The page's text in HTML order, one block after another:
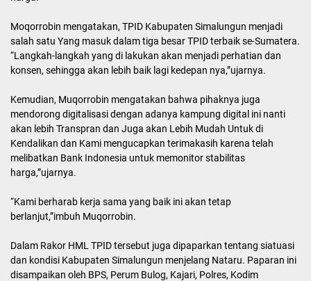
Moqorrobin mengatakan, TPID Kabupaten Simalungun menjadi
salah satu Yang masuk dalam tiga besar TPID terbaik se-Sumatera.
“Langkah-langkah yang di lakukan akan menjadi perhatian dan
konsen, sehingga akan lebih baik lagi kedepan nya,”ujarnya.
Kemudian, Muqorrobin mengatakan bahwa pihaknya juga
mendorong digitalisasi dengan adanya kampung digital ini nanti
akan lebih Transpran dan Juga akan Lebih Mudah Untuk di
Kendalikan dan Kami mengucapkan terimakasih karena telah
melibatkan Bank Indonesia untuk memonitor stabilitas
harga,”ujarnya.
“Kami berharab kerja sama yang baik ini akan tetap
berlanjut,”imbuh Muqorrobin.
Dalam Rakor HML TPID tersebut juga dipaparkan tentang siatuasi
dan kondisi Kabupaten Simalungun menjelang Nataru. Paparan ini
disampaikan oleh BPS, Perum Bulog, Kajari, Polres, Kodim